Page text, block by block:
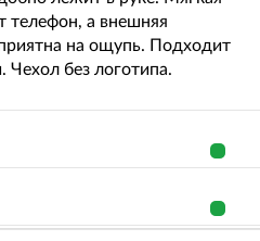
телефон, а внешняя
на ощупь. Подходит
Чехол без логотипа.